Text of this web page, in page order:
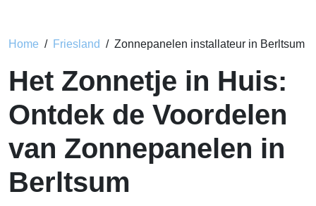
Home Friesland Zonnepanelen installateur in Berltsum
Het Zonnetje in Huis:
Ontdek de Voordelen
van Zonnepanelen in
Berltsum